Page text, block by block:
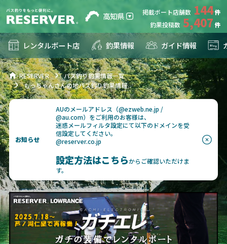
高知県 掲載ボート店舗数 144
釣果投稿数 5,407
レンタルボート店 釣果情報 ガイド情報
RESERVER
バス釣り釣果情報一覧
もっちゃんさんの地バス釣り釣果情報
お知らせ
AUのメールアドレス（@ezweb.ne.jp /
@au.com）をご利用のお客様は、
迷惑メールフィルタ設定にて以下のドメインを受
信設定してください。
@reserver.co.jp
設定方法はこちらからご確認いただけま
す。